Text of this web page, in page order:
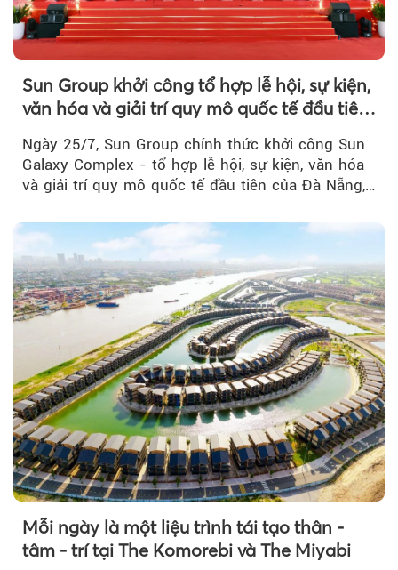
Sun Group khởi công tổ hợp lễ hội, sự kiện,
văn hóa và giải trí quy mô quốc tế đầu tiên
Ngày 25/7, Sun Group chính thức khởi công Sun
Galaxy Complex - tổ hợp lễ hội, sự kiện, văn hóa
và giải trí quy mô quốc tế đầu tiên của Đà Nẵng,…
Mỗi ngày là một liệu trình tái tạo thân -
tâm - trí tại The Komorebi và The Miyabi